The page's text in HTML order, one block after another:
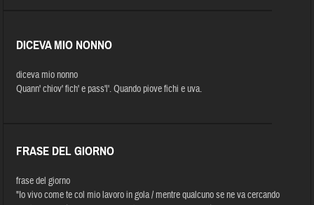
DICEVA MIO NONNO
diceva mio nonno
Quann' chiov' fich' e pass'l'. Quando piove fichi e uva.
FRASE DEL GIORNO
frase del giorno
"Io vivo come te col mio lavoro in gola / mentre qualcuno se ne va cercando